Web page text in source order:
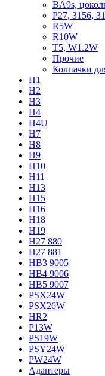
BA9s,
P27, 3156,
R5W
R10W
T5, W1.2W
Прочие
Колпачки
H1
H2
H3
H4
H4U
H7
H8
H9
H10
H11
H13
H15
H16
H18
H19
H27 880
H27 881
HB3 9005
HB4 9006
HB5 9007
PSX24W
PSX26W
HR2
P13W
PS19W
PSY24W
PW24W
Адаптеры